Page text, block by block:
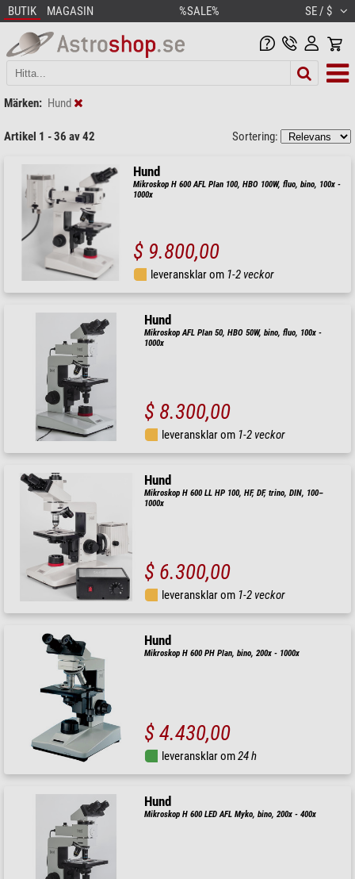
BUTIK MAGASIN %SALE% SE / $
Märken: Hund
Artikel 1 - 36 av 42 Sortering:
Hund
Mikroskop H 600 AFL Plan 100, HBO 100W, fluo, bino, 100x -
1000x
$ 9.800,00
leveransklar om 1-2 veckor
Hund
Mikroskop AFL Plan 50, HBO 50W, bino, fluo, 100x -
1000x
$ 8.300,00
leveransklar om 1-2 veckor
Hund
Mikroskop H 600 LL HP 100, HF, DF, trino, DIN, 100–
1000x
$ 6.300,00
leveransklar om 1-2 veckor
Hund
Mikroskop H 600 PH Plan, bino, 200x - 1000x
$ 4.430,00
leveransklar om24 h
Hund
Mikroskop H 600 LED AFL Myko, bino, 200x - 400x